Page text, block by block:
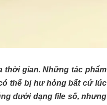
thời gian. Những tác phẩm
thể bị hư hỏng bất cứ lúc
dưới dạng file số, nhưng